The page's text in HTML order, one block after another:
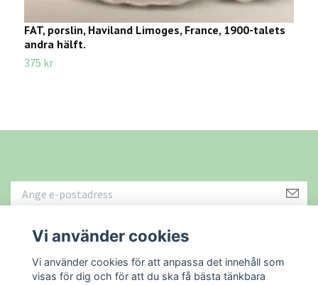
FAT, porslin, Haviland Limoges, France, 1900-talets
andra hälft.
375 kr
Läs mer
Vi använder cookies
Vi använder cookies för att anpassa det innehåll som
visas för dig och för att du ska få bästa tänkbara